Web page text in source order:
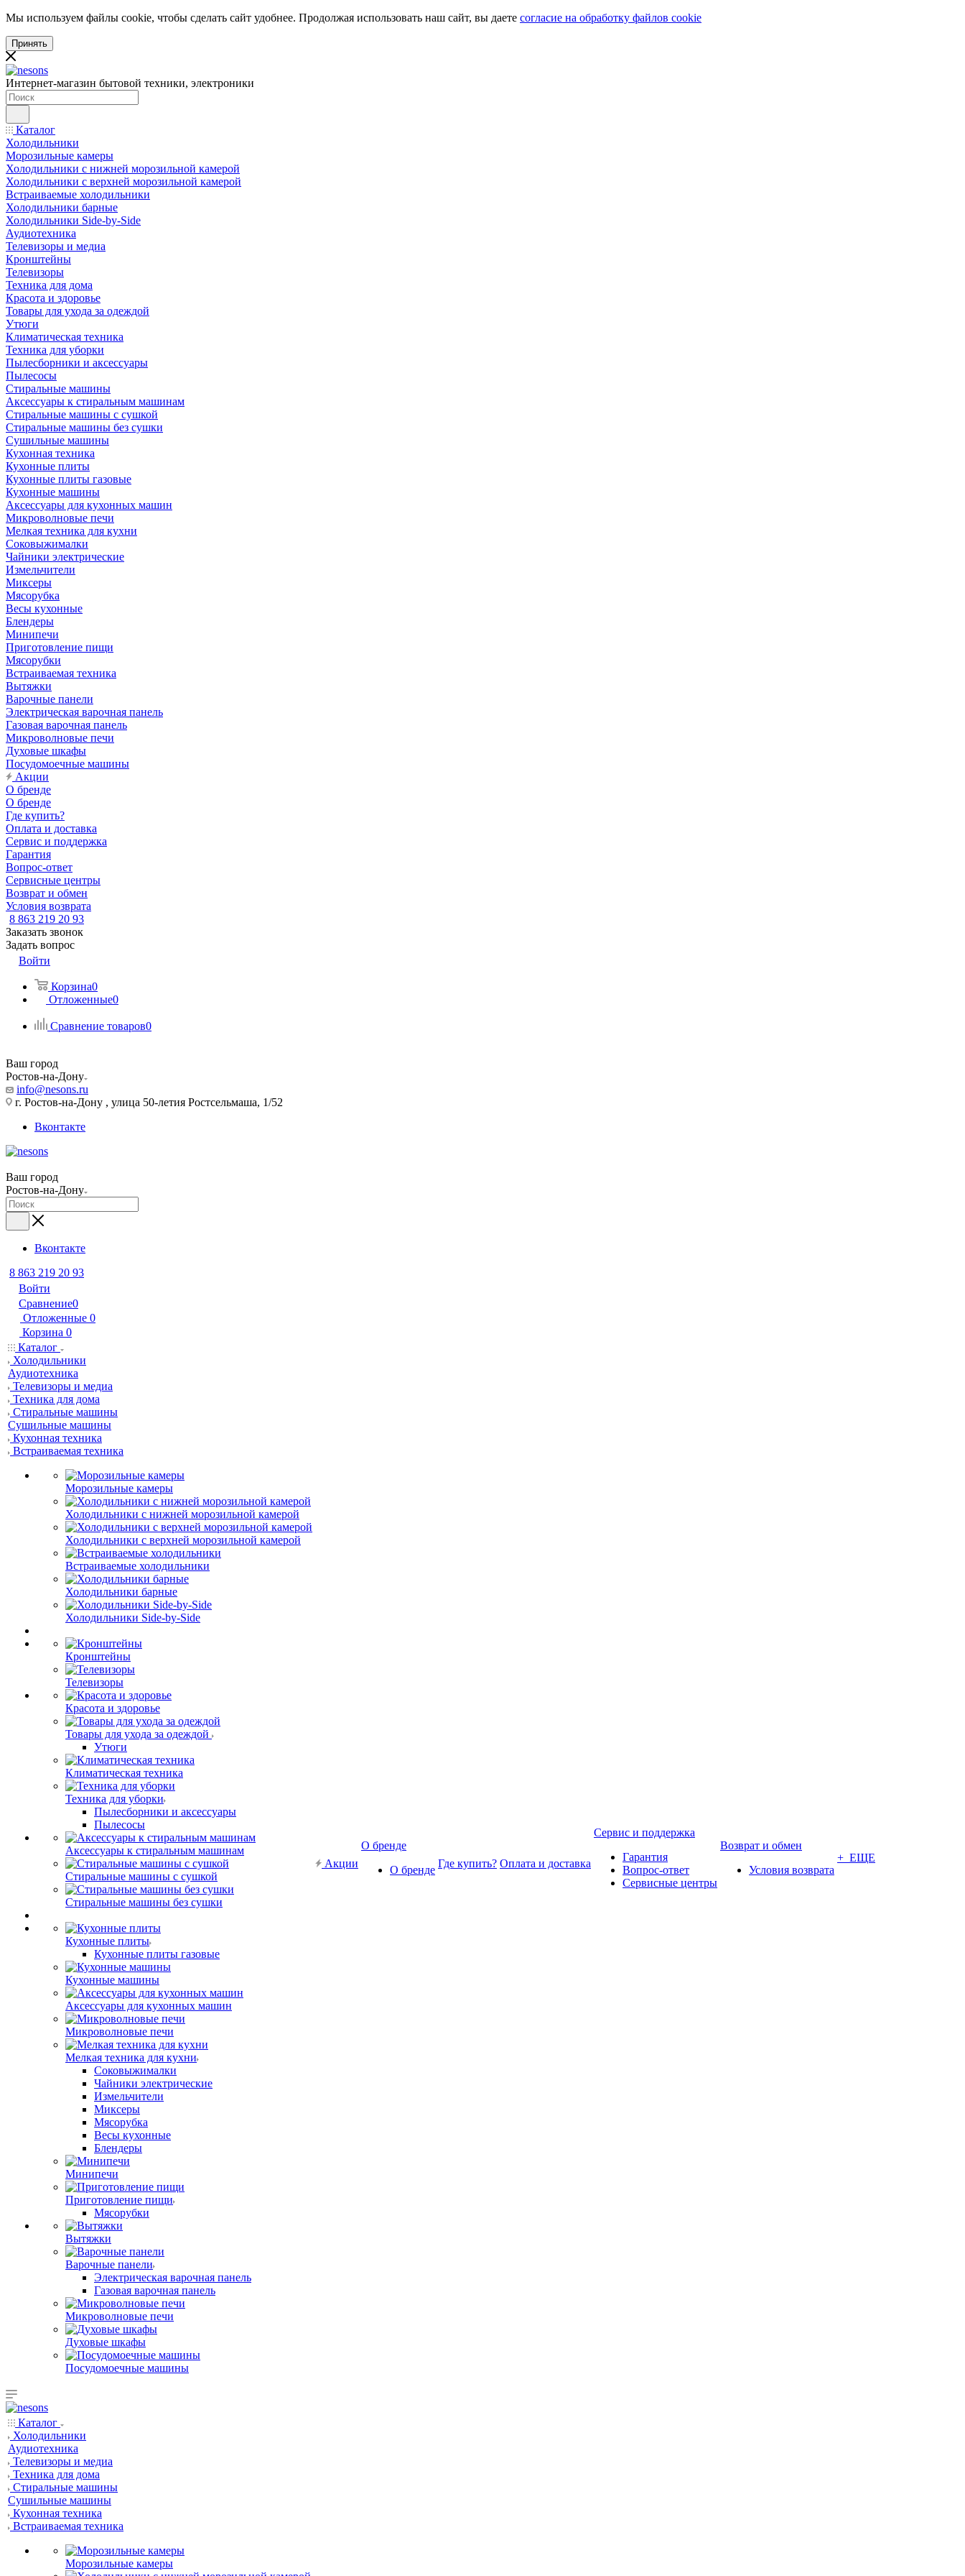
Мы используем файлы cookie, чтобы сделать сайт удобнее. Продолжая использовать наш сайт, вы даете согласие на обработку файлов cookie
Принять
Интернет-магазин бытовой техники, электроники
Каталог
Холодильники
Морозильные камеры
Холодильники с нижней морозильной камерой
Холодильники с верхней морозильной камерой
Встраиваемые холодильники
Холодильники барные
Холодильники Side-by-Side
Аудиотехника
Телевизоры и медиа
Кронштейны
Телевизоры
Техника для дома
Красота и здоровье
Товары для ухода за одеждой
Утюги
Климатическая техника
Техника для уборки
Пылесборники и аксессуары
Пылесосы
Стиральные машины
Аксессуары к стиральным машинам
Стиральные машины с сушкой
Стиральные машины без сушки
Сушильные машины
Кухонная техника
Кухонные плиты
Кухонные плиты газовые
Кухонные машины
Аксессуары для кухонных машин
Микроволновые печи
Мелкая техника для кухни
Соковыжималки
Чайники электрические
Измельчители
Миксеры
Мясорубка
Весы кухонные
Блендеры
Минипечи
Приготовление пищи
Мясорубки
Встраиваемая техника
Вытяжки
Варочные панели
Электрическая варочная панель
Газовая варочная панель
Микроволновые печи
Духовые шкафы
Посудомоечные машины
Акции
О бренде
О бренде
Где купить?
Оплата и доставка
Сервис и поддержка
Гарантия
Вопрос-ответ
Сервисные центры
Возврат и обмен
Условия возврата
8 863 219 20 93
Заказать звонок
Задать вопрос
Войти
Корзина0
Отложенные0
Сравнение товаров0
Ваш город
Ростов-на-Дону
info@nesons.ru
г. Ростов-на-Дону , улица 50-летия Ростсельмаша, 1/52
Вконтакте
Ваш город
Ростов-на-Дону
Вконтакте
8 863 219 20 93
Войти
Сравнение0
Отложенные 0
Корзина 0
Каталог
Холодильники
Аудиотехника
Телевизоры и медиа
Техника для дома
Стиральные машины
Сушильные машины
Кухонная техника
Встраиваемая техника
Морозильные камеры
Холодильники с нижней морозильной камерой
Холодильники с верхней морозильной камерой
Встраиваемые холодильники
Холодильники барные
Холодильники Side-by-Side
Кронштейны
Телевизоры
Красота и здоровье
Товары для ухода за одеждой
Утюги
Климатическая техника
Техника для уборки
Пылесборники и аксессуары
Пылесосы
Аксессуары к стиральным машинам
Стиральные машины с сушкой
Стиральные машины без сушки
Кухонные плиты
Кухонные плиты газовые
Кухонные машины
Аксессуары для кухонных машин
Микроволновые печи
Мелкая техника для кухни
Соковыжималки
Чайники электрические
Измельчители
Миксеры
Мясорубка
Весы кухонные
Блендеры
Минипечи
Приготовление пищи
Мясорубки
Вытяжки
Варочные панели
Электрическая варочная панель
Газовая варочная панель
Микроволновые печи
Духовые шкафы
Посудомоечные машины
Акции
О бренде
О бренде
Где купить? Оплата и доставка
Сервис и поддержка
Гарантия
Вопрос-ответ
Сервисные центры
Возврат и обмен
Условия возврата
+ ЕЩЕ
Каталог
Холодильники
Аудиотехника
Телевизоры и медиа
Техника для дома
Стиральные машины
Сушильные машины
Кухонная техника
Встраиваемая техника
Морозильные камеры